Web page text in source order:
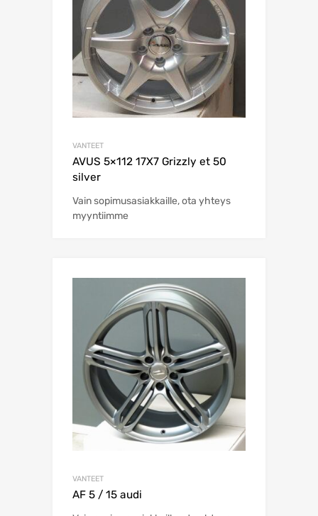
VANTEET
AVUS 5×112 17X7 Grizzly et 50
silver
Vain sopimusasiakkaille, ota yhteys
myyntiimme
VANTEET
AF 5 / 15 audi